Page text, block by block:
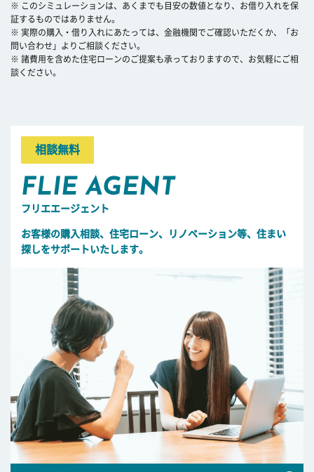
※ このシミュレーションは、あくまでも目安の数値となり、お借り入れを保
証するものではありません。
※ 実際の購入・借り入れにあたっては、金融機関でご確認いただくか、「お
問い合わせ」よりご相談ください。
※ 諸費用を含めた住宅ローンのご提案も承っておりますので、お気軽にご相
談ください。
相談無料
FLIE AGENT
フリエエージェント
お客様の購入相談、住宅ローン、リノベーション等、住まい
探しをサポートいたします。